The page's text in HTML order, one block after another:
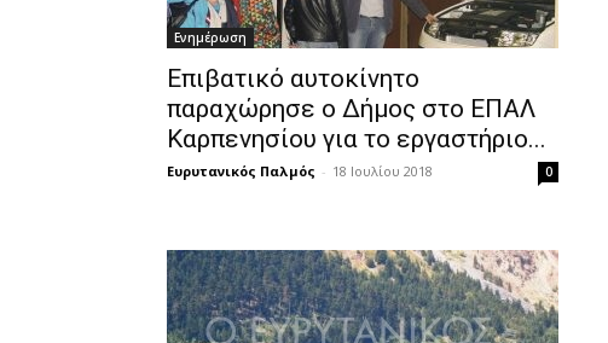
Ενημέρωση
Επιβατικό αυτοκίνητο
παραχώρησε ο Δήμος στο ΕΠΑΛ
Καρπενησίου για το εργαστήριο...
Ευρυτανικός Παλμός - 18 Ιουλίου 2018 0